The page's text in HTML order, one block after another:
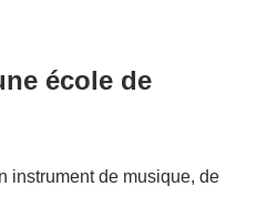
école de
instrument de musique, de